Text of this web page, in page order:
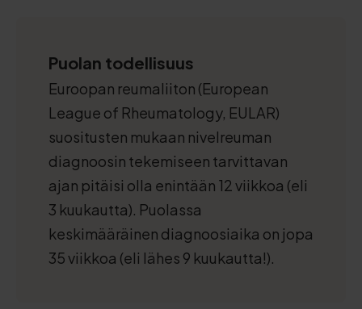
Puolan todellisuus
Euroopan reumaliiton (European
League of Rheumatology, EULAR)
suositusten mukaan nivelreuman
diagnoosin tekemiseen tarvittavan
ajan pitäisi olla enintään 12 viikkoa (eli
3 kuukautta). Puolassa
keskimääräinen diagnoosiaika on jopa
35 viikkoa (eli lähes 9 kuukautta!).